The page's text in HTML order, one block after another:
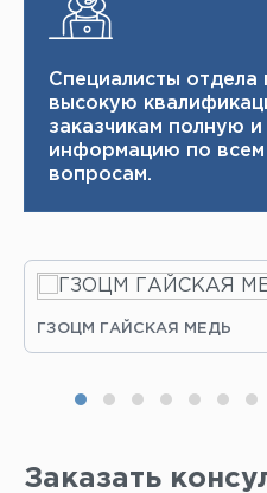
Специалисты
высокую
заказчикам полную
информацию по
вопросам.
ГЗОЦМ ГАЙСКАЯ МЕДЬ
Заказать